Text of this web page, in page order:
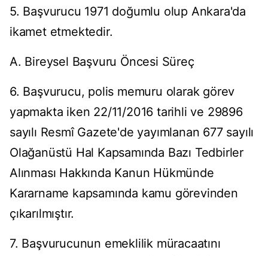
5. Başvurucu 1971 doğumlu olup Ankara'da
ikamet etmektedir.
A. Bireysel Başvuru Öncesi Süreç
6. Başvurucu, polis memuru olarak görev
yapmakta iken 22/11/2016 tarihli ve 29896
sayılı Resmî Gazete'de yayımlanan 677 sayılı
Olağanüstü Hal Kapsamında Bazı Tedbirler
Alınması Hakkında Kanun Hükmünde
Kararname kapsamında kamu görevinden
çıkarılmıştır.
7. Başvurucunun emeklilik müracaatını